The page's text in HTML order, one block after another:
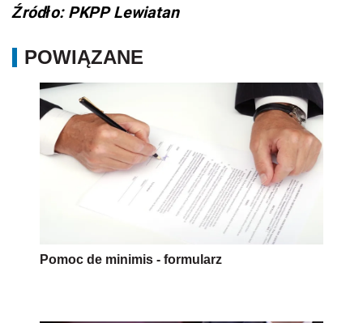
Źródło: PKPP Lewiatan
POWIĄZANE
Pomoc de minimis - formularz